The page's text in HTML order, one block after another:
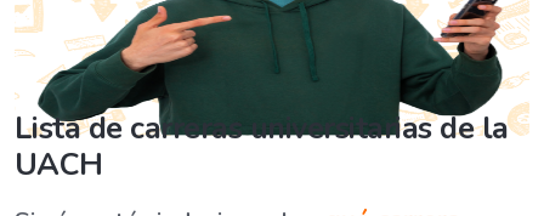
Lista de carreras universitarias de la
UACH